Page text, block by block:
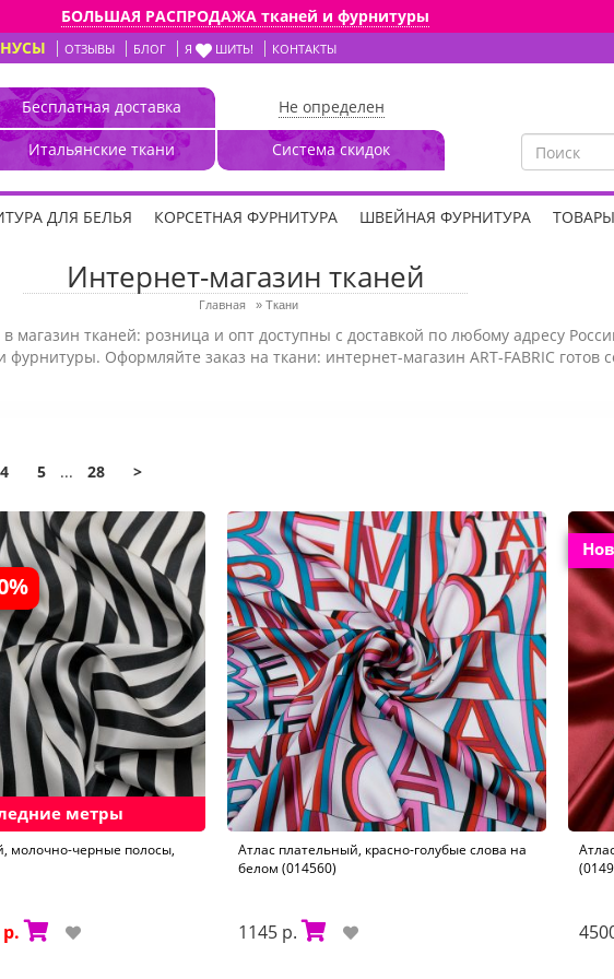
БОЛЬШАЯ РАСПРОДАЖА тканей и фурнитуры
ОТЗЫВЫ БЛОГ Я ШИТЬ! КОНТАКТЫ
Бесплатная доставка
Итальянские ткани
Не определен
Система скидок
ДЛЯ БЕЛЬЯ КОРСЕТНАЯ ФУРНИТУРА ШВЕЙНАЯ ФУРНИТУРА
Интернет-магазин тканей
Главная » Ткани
магазин тканей: розница и опт доступны с доставкой по любому адресу
Оформляйте заказ на ткани: интернет-магазин ART-FABRIC готов
4 5 ... 28 >
метры
молочно-черные полосы,
Атлас плательный, красно-голубые слова на
белом (014560)
1145 р.